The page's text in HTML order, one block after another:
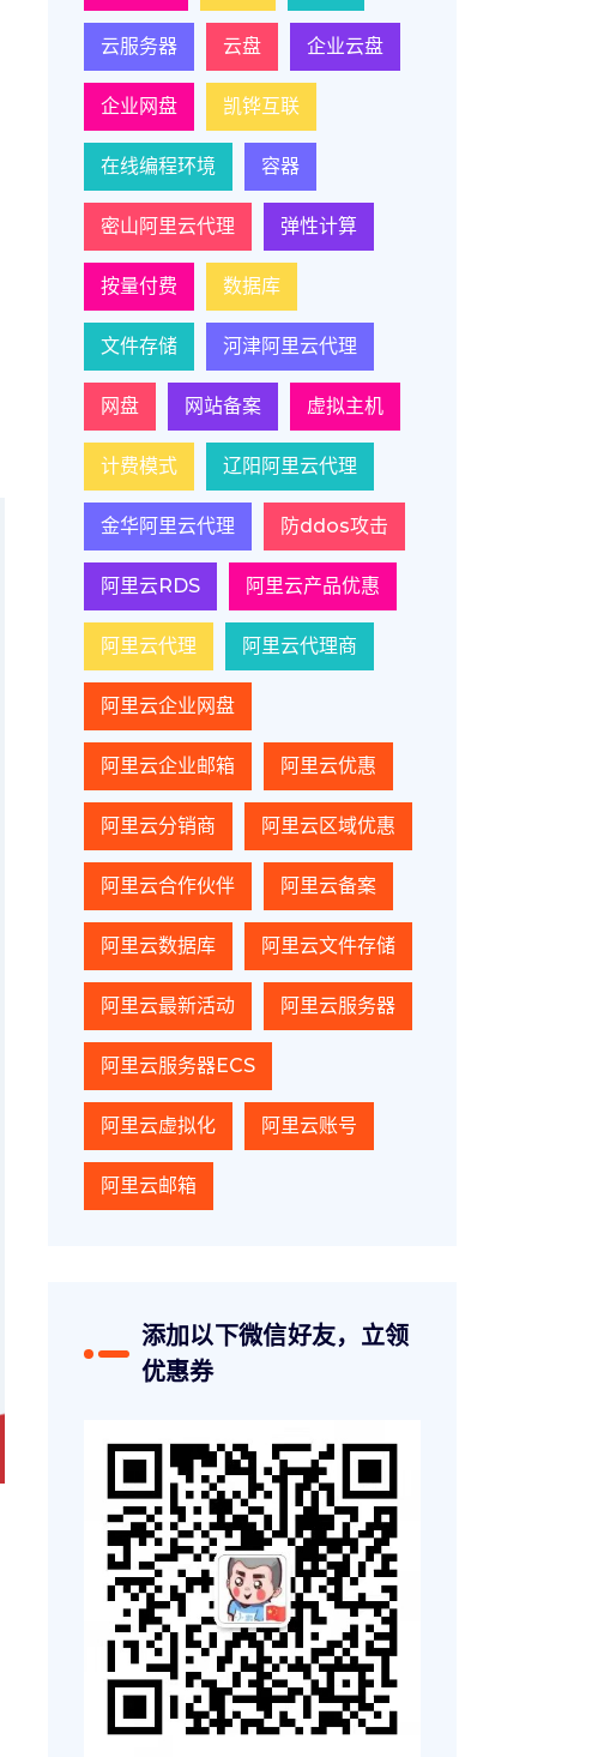
云服务器 云盘 企业云盘
企业网盘 凯铧互联
在线编程环境 容器
密山阿里云代理 弹性计算
按量付费 数据库
文件存储 河津阿里云代理
网盘 网站备案 虚拟主机
计费模式 辽阳阿里云代理
金华阿里云代理 防ddos攻击
阿里云RDS 阿里云产品优惠
阿里云代理 阿里云代理商
阿里云企业网盘
阿里云企业邮箱 阿里云优惠
阿里云分销商 阿里云区域优惠
阿里云合作伙伴 阿里云备案
阿里云数据库 阿里云文件存储
阿里云最新活动 阿里云服务器
阿里云服务器ECS
阿里云虚拟化 阿里云账号
阿里云邮箱
添加以下微信好友，立领
优惠券